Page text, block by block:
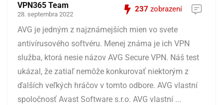
VPN365 Team
28. septembra 2022
237 zobrazení
AVG je jedným z najznámejších mien vo svete
antivírusového softvéru. Menej známa je ich VPN
služba, ktorá nesie názov AVG Secure VPN. Náš test
ukázal, že zatiaľ nemôže konkurovať niektorým z
ďalších veľkých hráčov v tomto odbore. AVG vlastní
spoločnosť Avast Software s.r.o. AVG vlastní ...